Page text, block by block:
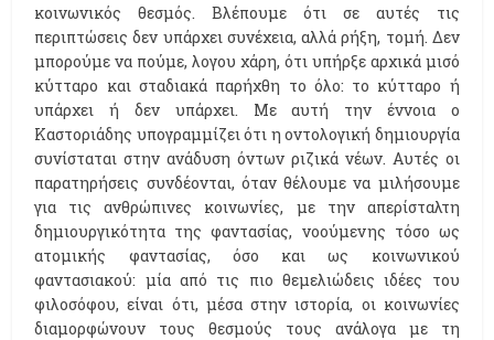
κοινωνικός θεσμός. Βλέπουμε ότι σε αυτές τις
περιπτώσεις δεν υπάρχει συνέχεια, αλλά ρήξη, τομή. Δεν
μπορούμε να πούμε, λογου χάρη, ότι υπήρξε αρχικά μισό
κύτταρο και σταδιακά παρήχθη το όλο: το κύτταρο ή
υπάρχει ή δεν υπάρχει. Με αυτή την έννοια ο
Καστοριάδης υπογραμμίζει ότι η οντολογική δημιουργία
συνίσταται στην ανάδυση όντων ριζικά νέων. Αυτές οι
παρατηρήσεις συνδέονται, όταν θέλουμε να μιλήσουμε
για τις ανθρώπινες κοινωνίες, με την απερίσταλτη
δημιουργικότητα της φαντασίας, νοούμενης τόσο ως
ατομικής φαντασίας, όσο και ως κοινωνικού
φαντασιακού: μία από τις πιο θεμελιώδεις ιδέες του
φιλοσόφου, είναι ότι, μέσα στην ιστορία, οι κοινωνίες
διαμορφώνουν τους θεσμούς τους ανάλογα με τη